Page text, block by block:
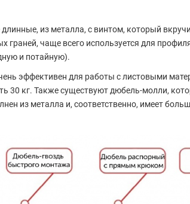
из металла, с винтом, который
граней, чаще всего используется для
и потайную).
эффективен для работы с листовыми
30 кг. Также существуют дюбель-молли,
из металла и, соответственно, имеет